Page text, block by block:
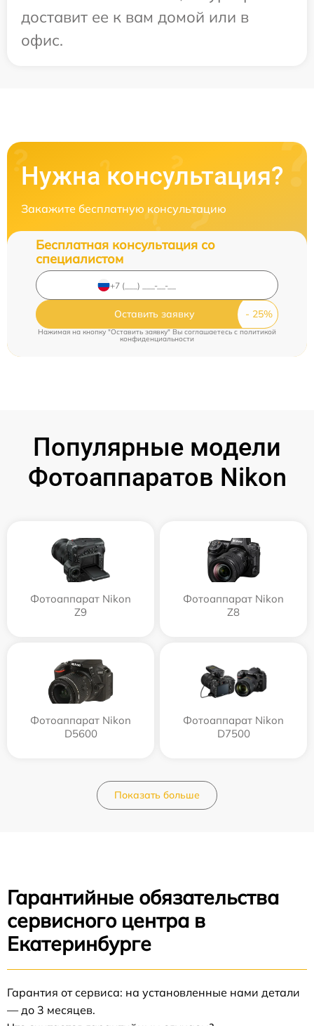
доставит ее к вам домой или в
офис.
Нужна консультация?
Закажите бесплатную консультацию
Бесплатная консультация со
специалистом
Оставить заявку
Нажимая на кнопку "Оставить заявку" Вы соглашаетесь cполитикой
конфиденциальности
Популярные модели
Фотоаппаратов Nikon
Фотоаппарат Nikon
Z9
Фотоаппарат Nikon
Z8
Фотоаппарат Nikon
D5600
Фотоаппарат Nikon
D7500
Показать больше
Гарантийные обязательства
сервисного центра в
Екатеринбурге
Гарантия от сервиса: на установленные нами детали
— до 3 месяцев.